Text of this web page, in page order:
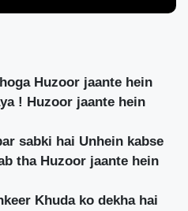
Huzoor jaante hein
! Huzoor jaante hein
sabki hai Unhein kabse
tha Huzoor jaante hein
Khuda ko dekha hai